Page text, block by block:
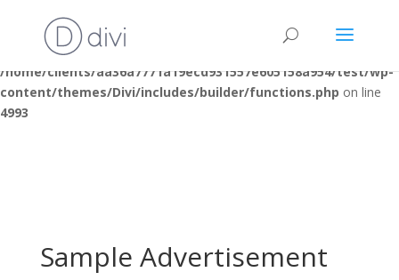
Warning : "continue" targeting switch is equivalent to "break". Did
you mean to use "continue 2"? in
/home/clients/aa36a7771a19ecd931557e605158a954/test/wp-
content/themes/Divi/includes/builder/functions.php on line
4993
Sample Advertisement